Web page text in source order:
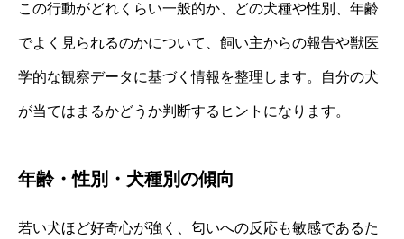
この行動がどれくらい一般的か、どの犬種や性別、年齢
でよく見られるのかについて、飼い主からの報告や獣医
学的な観察データに基づく情報を整理します。自分の犬
が当てはまるかどうか判断するヒントになります。
年齢・性別・犬種別の傾向
若い犬ほど好奇心が強く、匂いへの反応も敏感であるた